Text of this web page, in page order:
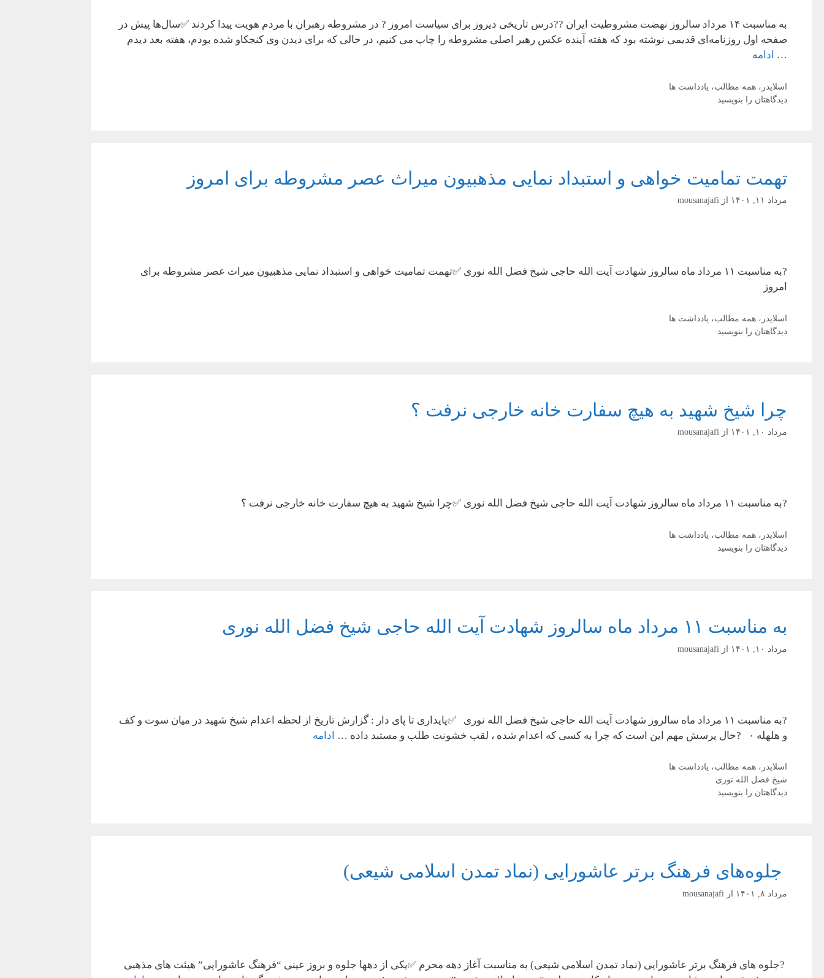
به مناسبت ۱۴ مرداد سالروز نهضت مشروطیت ایران ??درس تاریخی دیروز برای سیاست امروز ? در مشروطه رهبران با مردم هویت پیدا کردند ✅سال‌ها پیش در
صفحه اول روزنامه‌ای قدیمی نوشته بود که هفته آینده عکس رهبر اصلی مشروطه را چاپ می کنیم، در حالی که برای دیدن وی کنجکاو شده بودم، هفته بعد دیدم
…
ادامه
دسته‌ها
اسلایدر ، همه مطالب، یادداشت ها
دیدگاهتان را بنویسید
تهمت تمامیت خواهی و استبداد نمایی مذهبیون میراث عصر مشروطه برای امروز
مرداد ۱۱, ۱۴۰۱ از mousanajafi
?به مناسبت ۱۱ مرداد ماه سالروز شهادت آیت الله حاجی شیخ فضل الله نوری ✅تهمت تمامیت خواهی و استبداد نمایی مذهبیون میراث عصر مشروطه برای
امروز
دسته‌ها
اسلایدر ، همه مطالب، یادداشت ها
دیدگاهتان را بنویسید
چرا شیخ شهید به هیچ سفارت خانه خارجی نرفت ؟
مرداد ۱۰, ۱۴۰۱ از mousanajafi
?به مناسبت ۱۱ مرداد ماه سالروز شهادت آیت الله حاجی شیخ فضل الله نوری ✅چرا شیخ شهید به هیچ سفارت خانه خارجی نرفت ؟
دسته‌ها
اسلایدر ، همه مطالب، یادداشت ها
دیدگاهتان را بنویسید
به مناسبت ۱۱ مرداد ماه سالروز شهادت آیت الله حاجی شیخ فضل الله نوری
مرداد ۱۰, ۱۴۰۱ از mousanajafi
?به مناسبت ۱۱ مرداد ماه سالروز شهادت آیت الله حاجی شیخ فضل الله نوری ✅پایداری تا پای دار : گزارش تاریخ از لحظه اعدام شیخ شهید در میان سوت و کف
و هلهله ۰ ?حال پرسش مهم این است که چرا به کسی که اعدام شده ، لقب خشونت طلب و مستبد داده …
ادامه
دسته‌ها
اسلایدر ، همه مطالب، یادداشت ها
برچسب‌ها
شیخ فضل الله نوری
دیدگاهتان را بنویسید
‍‍ جلوه‌های فرهنگ برتر عاشورایی (نماد تمدن اسلامی شیعی)
مرداد ۸, ۱۴۰۱ از mousanajafi
‍‍ ?جلوه های فرهنگ برتر عاشورایی (نماد تمدن اسلامی شیعی) به مناسبت آغاز دهه محرم ✅یکی از دهها جلوه و بروز عینی “فرهنگ عاشورایی” هیئت های مذهبی